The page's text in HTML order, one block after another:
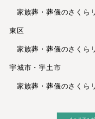
2022年11月
2022年10月
2022年9月
家族葬・葬儀のさくら
東区
家族葬・葬儀のさくら
宇城市・宇土市
家族葬・葬儀のさくら